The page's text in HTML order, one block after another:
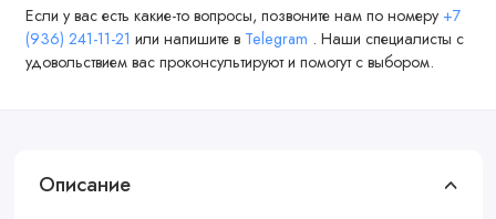
Если у вас есть какие-то вопросы, позвоните нам по номеру +7
(936) 241-11-21 или напишите в Telegram . Наши специалисты с
удовольствием вас проконсультируют и помогут с выбором.
Описание